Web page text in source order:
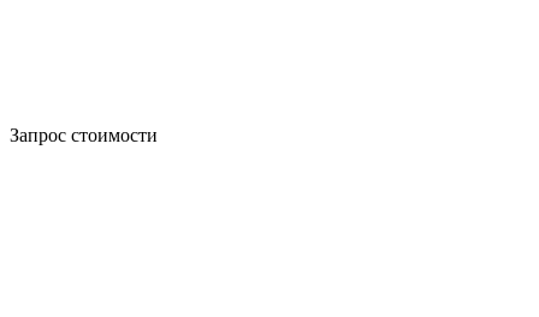
Запрос стоимости